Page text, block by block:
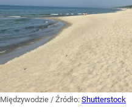
Międzywodzie / Źródło: Shutterstock